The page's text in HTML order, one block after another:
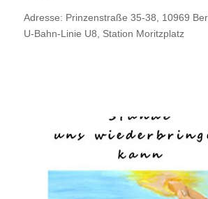
Adresse: Prinzenstraße 35-38, 10969
U-Bahn-Linie U8, Station Moritzplatz